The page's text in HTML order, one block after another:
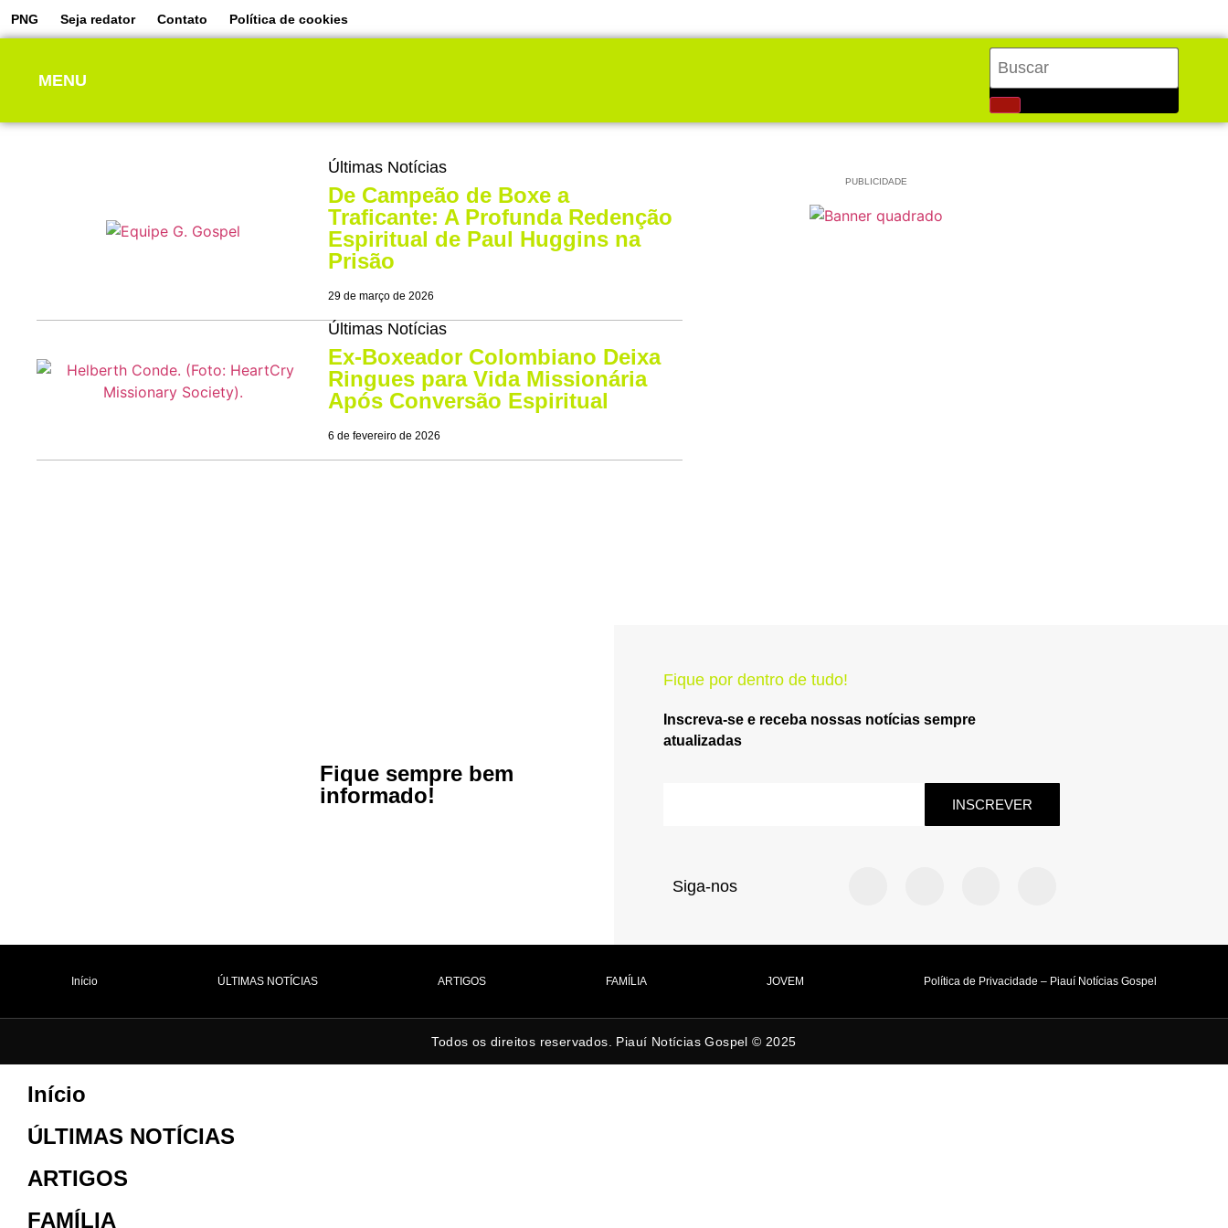
PNG Seja redator Contato Política de cookies
MENU
Últimas Notícias
De Campeão de Boxe a
Traficante: A Profunda Redenção
Espiritual de Paul Huggins na
Prisão
29 de março de 2026
Últimas Notícias
Ex-Boxeador Colombiano Deixa
Ringues para Vida Missionária
Após Conversão Espiritual
6 de fevereiro de 2026
PUBLICIDADE
Fique sempre bem
informado!
Fique por dentro de tudo!
Inscreva-se e receba nossas notícias sempre
atualizadas
INSCREVER
Siga-nos
Início ÚLTIMAS NOTÍCIAS ARTIGOS FAMÍLIA JOVEM Política de Privacidade – Piauí Notícias Gospel
Todos os direitos reservados. Piauí Notícias Gospel © 2025
Início
ÚLTIMAS NOTÍCIAS
ARTIGOS
FAMÍLIA